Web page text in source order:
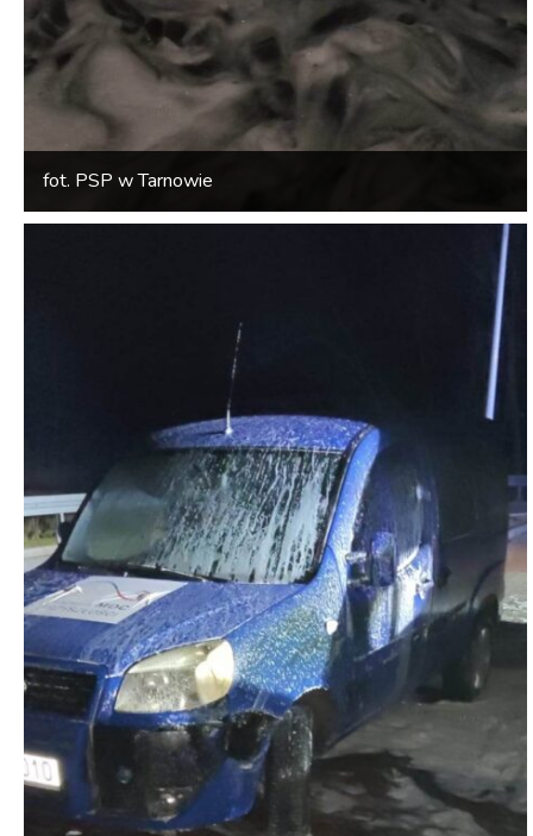
fot. PSP w Tarnowie